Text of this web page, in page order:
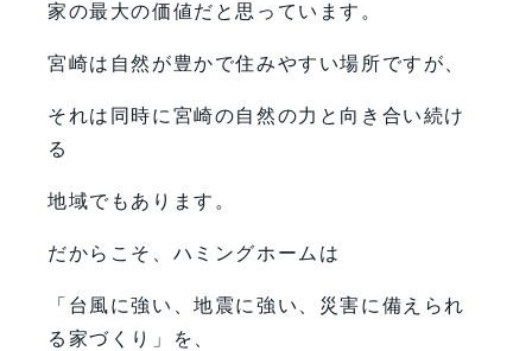
家の最大の価値だと思っています。
宮崎は自然が豊かで住みやすい場所ですが、
それは同時に宮崎の自然の力と向き合い続け
る
地域でもあります。
だからこそ、ハミングホームは
「台風に強い、地震に強い、災害に備えられ
る家づくり」を、